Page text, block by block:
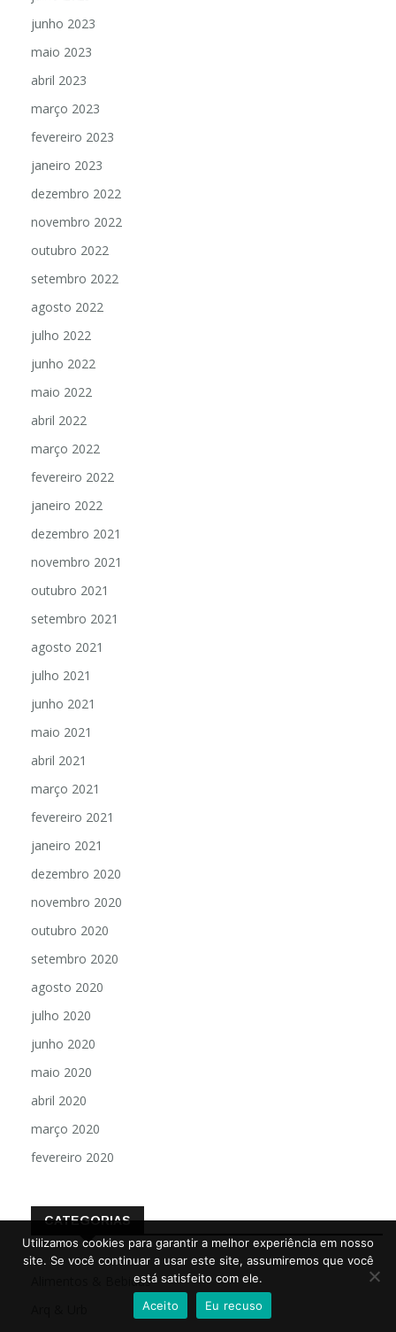
junho 2023
maio 2023
abril 2023
março 2023
fevereiro 2023
janeiro 2023
dezembro 2022
novembro 2022
outubro 2022
setembro 2022
agosto 2022
julho 2022
junho 2022
maio 2022
abril 2022
março 2022
fevereiro 2022
janeiro 2022
dezembro 2021
novembro 2021
outubro 2021
setembro 2021
agosto 2021
julho 2021
junho 2021
maio 2021
abril 2021
março 2021
fevereiro 2021
janeiro 2021
dezembro 2020
novembro 2020
outubro 2020
setembro 2020
agosto 2020
julho 2020
junho 2020
maio 2020
abril 2020
março 2020
fevereiro 2020
CATEGORIAS
Alimentos & Bebidas
Utilizamos cookies para garantir a melhor experiência em nosso
site. Se você continuar a usar este site, assumiremos que você
está satisfeito com ele.
Aceito
Eu recuso